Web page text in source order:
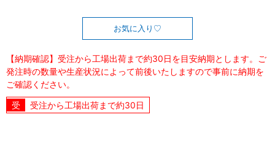
お気に入り
【納期確認】受注から工場出荷まで約30日を目安納期とします。ご
発注時の数量や生産状況によって前後いたしますので事前に納期を
ご確認ください。
受注から工場出荷まで約30日